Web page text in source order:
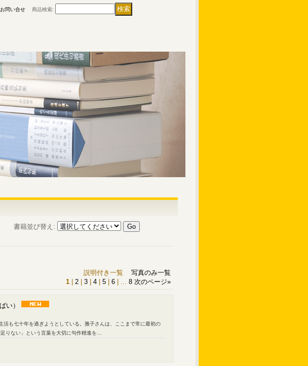
お問い合せ 商品検索:
書籍並び替え :
説明付き一覧 写真のみ一覧
1
2 3 4 5 6 ... 8 次のページ»
い）
も七十年を過ぎようとしている。雅子さんは、ここまで常に最初の
りない」という言葉を大切に句作精進を…